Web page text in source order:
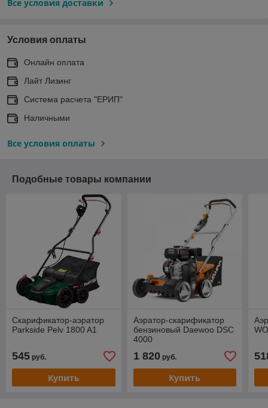
Все условия доставки
Условия оплаты
Онлайн оплата
Лайт Лизинг
Система расчета "ЕРИП"
Наличными
Все условия оплаты
Подобные товары компании
Скарификатор-аэратор
Parkside Pelv 1800 A1
545 руб.
Купить
Аэратор-скарификатор
бензиновый Daewoo DSC
4000
1 820руб.
Купить